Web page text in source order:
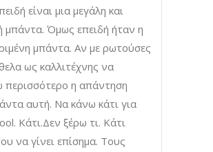
είναι μια μεγάλη και
μπάντα. Όμως επειδή ήταν η
μπάντα. Αν με ρωτούσες
ως καλλιτέχνης να
περισσότερο η απάντηση
αυτή. Να κάνω κάτι για
Κάτι.Δεν ξέρω τι. Κάτι
να γίνει επίσημα. Τους